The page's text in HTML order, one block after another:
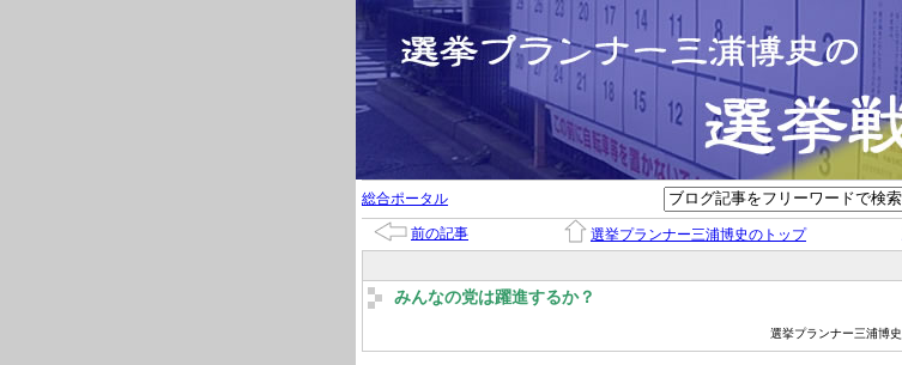
総合ポータル
前の記事 選挙プランナー三浦博史のトップ
みんなの党は躍進するか？
選挙プランナー三浦博史